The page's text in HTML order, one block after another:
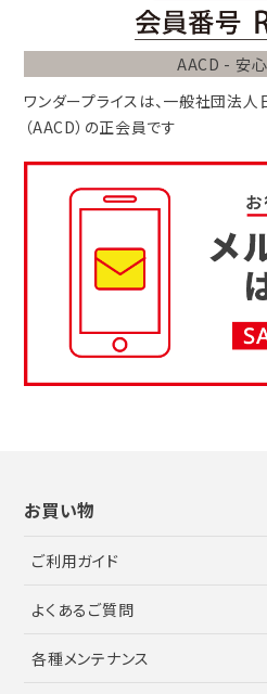
AACD - 安
ワンダープライスは、 一般社団法人
（AACD） の正会員です
お買い物
ご利用ガイド
よくあるご質問
各種メンテナンス